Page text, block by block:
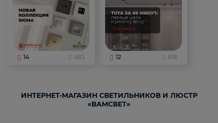
14 683 12 618
ИНТЕРНЕТ-МАГАЗИН СВЕТИЛЬНИКОВ И ЛЮСТР
«ВАМСВЕТ»